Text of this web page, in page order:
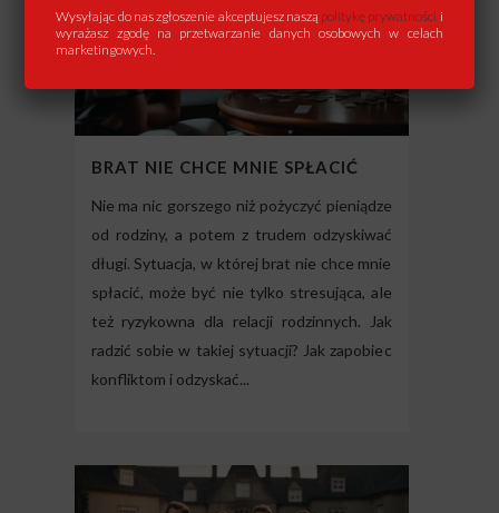
BRAT NIE CHCE MNIE SPŁACIĆ
Nie ma nic gorszego niż pożyczyć pieniądze
od rodziny, a potem z trudem odzyskiwać
długi. Sytuacja, w której brat nie chce mnie
spłacić, może być nie tylko stresująca, ale
też ryzykowna dla relacji rodzinnych. Jak
radzić sobie w takiej sytuacji? Jak zapobiec
konfliktom i odzyskać...
Wysyłając do nas zgłoszenie akceptujesz naszą politykę prywatności i
wyrażasz zgodę na przetwarzanie danych osobowych w celach
marketingowych.